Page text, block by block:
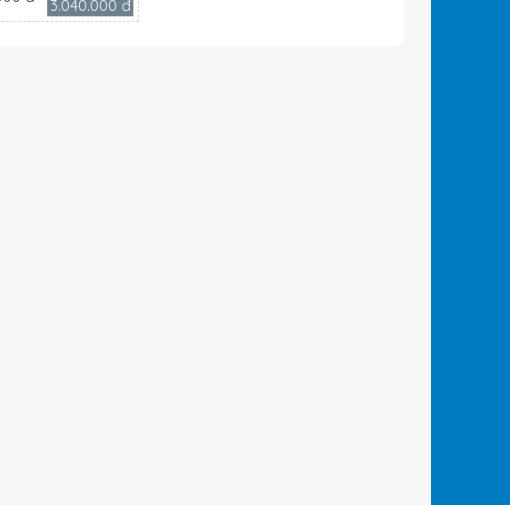
3.040.000 đ